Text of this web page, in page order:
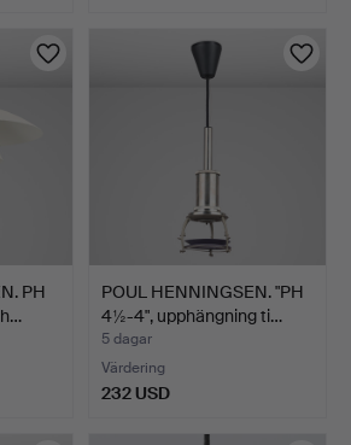
PH
POUL HENNINGSEN. "PH
4½-4", upphängning ti…
5 dagar
Värdering
232 USD